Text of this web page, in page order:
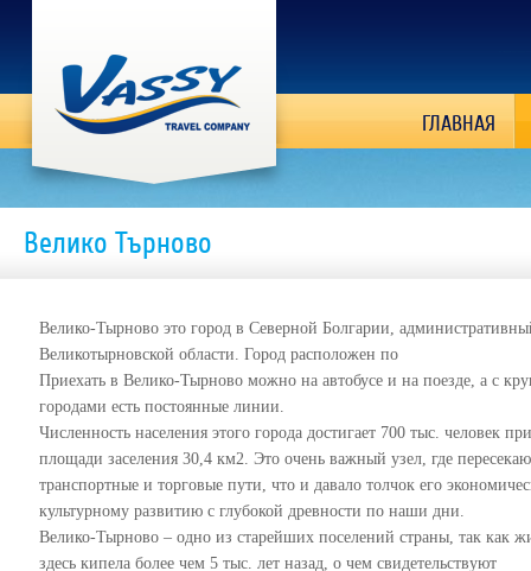
ГЛАВНАЯ
Велико Търново
Велико-Тырново это город в Северной Болгарии,
Великотырновской области. Город расположен по
Приехать в Велико-Тырново можно на автобусе и на поезде, а с
городами есть постоянные линии.
Численность населения этого города достигает 700 тыс. человек при
площади заселения 30,4 км2. Это очень важный узел, где
транспортные и торговые пути, что и давало толчок его
культурному развитию с глубокой древности по наши дни.
Велико-Тырново – одно из старейших поселений страны, так как
здесь кипела более чем 5 тыс. лет назад, о чем свидетельствуют